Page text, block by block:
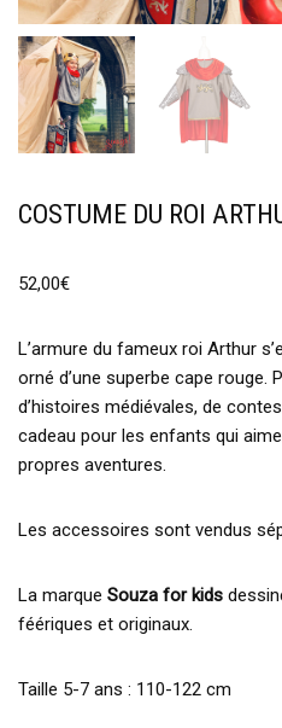
COSTUME DU ROI
52,00€
L’armure du fameux roi Arthur
orné d’une superbe cape rouge.
d’histoires médiévales, de
cadeau pour les enfants qui
propres aventures.
Les accessoires sont vendus
La marque Souza for kids
féériques et originaux.
Taille 5-7 ans : 110-122 cm